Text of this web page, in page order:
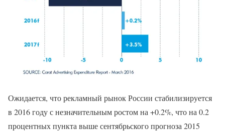
Ожидается, что рекламный рынок России стабилизируется
в 2016 году с незначительным ростом на +0.2%, что на 0.2
процентных пункта выше сентябрьского прогноза 2015